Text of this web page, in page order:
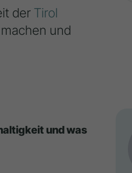
der Tirol
und
und was